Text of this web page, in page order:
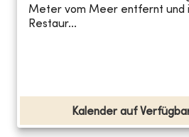
Meter vom Meer entfernt und
Restaur...
Kalender auf